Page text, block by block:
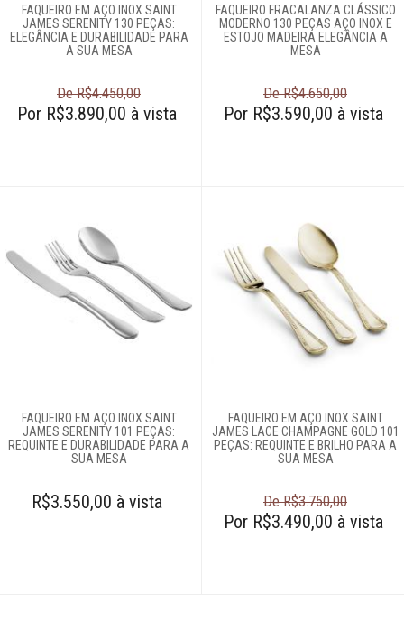
FAQUEIRO EM AÇO INOX SAINT
JAMES SERENITY 130 PEÇAS:
ELEGÂNCIA E DURABILIDADE PARA
A SUA MESA
De R$4.450,00
Por R$3.890,00 à vista
FAQUEIRO FRACALANZA CLÁSSICO
MODERNO 130 PEÇAS AÇO INOX E
ESTOJO MADEIRA ELEGÂNCIA A
MESA
De R$4.650,00
Por R$3.590,00 à vista
FAQUEIRO EM AÇO INOX SAINT
JAMES SERENITY 101 PEÇAS:
REQUINTE E DURABILIDADE PARA A
SUA MESA
R$3.550,00 à vista
FAQUEIRO EM AÇO INOX SAINT
JAMES LACE CHAMPAGNE GOLD 101
PEÇAS: REQUINTE E BRILHO PARA A
SUA MESA
De R$3.750,00
Por R$3.490,00 à vista